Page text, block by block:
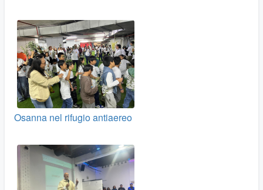
Osanna nel rifugio antiaereo